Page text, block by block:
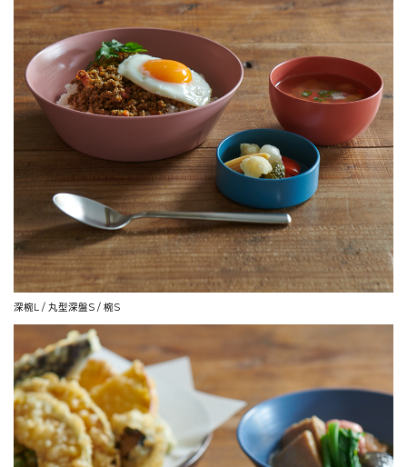
深椀L / 丸型深盤S / 椀S